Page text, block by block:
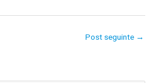
Post seguinte →